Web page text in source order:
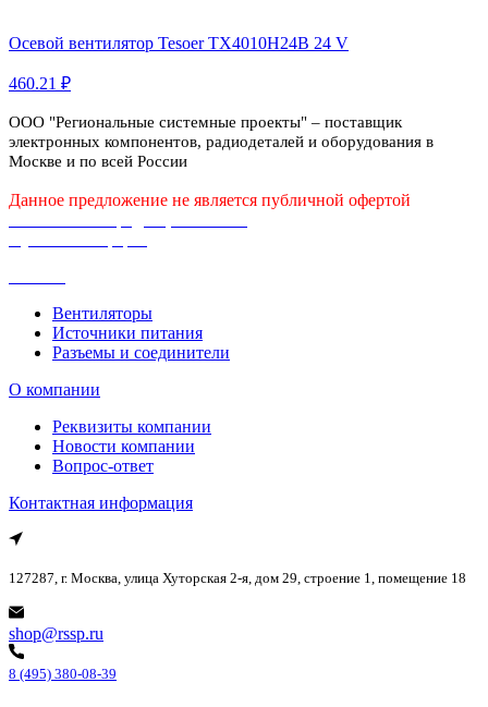
Осевой вентилятор Tesoer TX4010H24B 24 V
460.21 ₽
ООО "Региональные системные проекты" – поставщик
электронных компонентов, радиодеталей и оборудования в
Москве и по всей России
Данное предложение не является публичной офертой
Вентиляторы
Источники питания
Разъемы и соединители
О компании
Реквизиты компании
Новости компании
Вопрос-ответ
Контактная информация
127287, г. Москва, улица Хуторская 2-я, дом 29, строение 1, помещение 18
shop@rssp.ru
8 (495) 380-08-39